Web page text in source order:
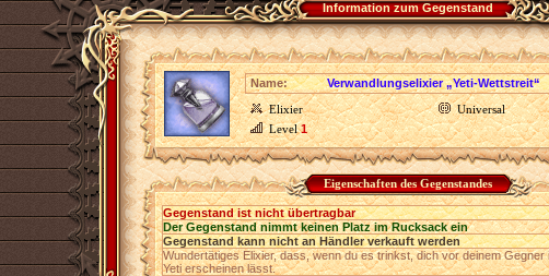
Information zum Gegenstand
Name:
Verwandlungselixier „Yeti-Wettstreit“
Elixier
Universal
Level1
Eigenschaften des Gegenstandes
Gegenstand ist nicht übertragbar
Der Gegenstand nimmt keinen Platz im Rucksack ein
Gegenstand kann nicht an Händler verkauft werden
Wundertätiges Elixier, dass, wenn du es trinkst, dich vor deinem Gegner
Yeti erscheinen lässt.